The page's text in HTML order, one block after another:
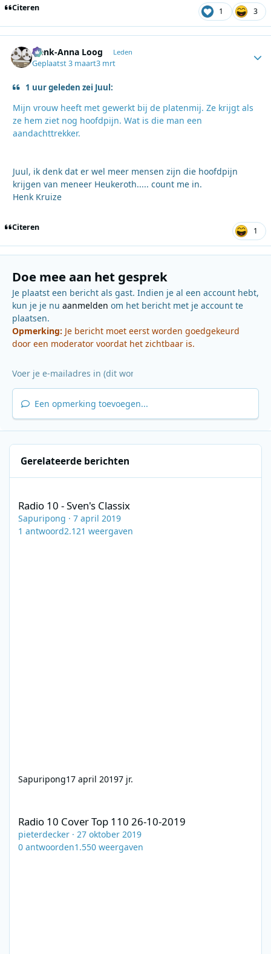
Citeren 1 3
Henk-Anna Loog Leden
Geplaatst3 maart3 mrt
1 uur geleden zei Juul:
Mijn vrouw heeft met gewerkt bij de platenmij. Ze krijgt als
ze hem ziet nog hoofdpijn. Wat is die man een
aandachttrekker.
Juul, ik denk dat er wel meer mensen zijn die hoofdpijn
krijgen van meneer Heukeroth..... count me in.
Henk Kruize
Citeren 1
Doe mee aan het gesprek
Je plaatst een bericht als gast. Indien je al een account hebt,
kun je je nu aanmelden om het bericht met je account te
plaatsen.
Opmerking: Je bericht moet eerst worden goedgekeurd
door een moderator voordat het zichtbaar is.
Een opmerking toevoegen...
Gerelateerde berichten
Radio 10 - Sven's Classix
Sapuripong · 7 april 2019
1 antwoord2.121 weergaven
Sapuripong17 april 20197 jr.
Radio 10 Cover Top 110 26-10-2019
pieterdecker · 27 oktober 2019
0 antwoorden1.550 weergaven